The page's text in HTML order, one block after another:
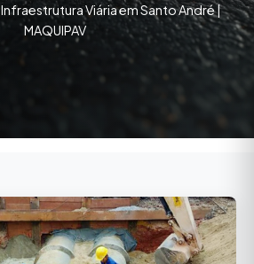
Infraestrutura Viária em Santo André |
MAQUIPAV